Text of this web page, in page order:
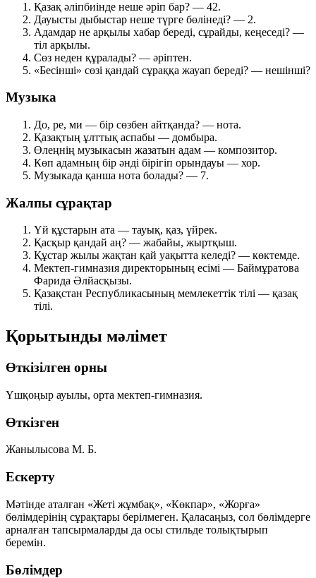
Қазақ әліпбиінде неше әріп бар? — 42.
Дауысты дыбыстар неше түрге бөлінеді? — 2.
Адамдар не арқылы хабар береді, сұрайды, кеңеседі? —
тіл арқылы.
Сөз неден құралады? — әріптен.
«Бесінші» сөзі қандай сұраққа жауап береді? — нешінші?
Музыка
До, ре, ми — бір сөзбен айтқанда? — нота.
Қазақтың ұлттық аспабы — домбыра.
Өлеңнің музыкасын жазатын адам — композитор.
Көп адамның бір әнді бірігіп орындауы — хор.
Музыкада қанша нота болады? — 7.
Жалпы сұрақтар
Үй құстарын ата — тауық, қаз, үйрек.
Қасқыр қандай аң? — жабайы, жыртқыш.
Құстар жылы жақтан қай уақытта келеді? — көктемде.
Мектеп-гимназия директорының есімі — Баймұратова
Фарида Әлйасқызы.
Қазақстан Республикасының мемлекеттік тілі — қазақ
тілі.
Қорытынды мәлімет
Өткізілген орны
Үшқоңыр ауылы, орта мектеп-гимназия.
Өткізген
Жанылысова М. Б.
Ескерту
Мәтінде аталған «Жеті жұмбақ», «Көкпар», «Жорға»
бөлімдерінің сұрақтары берілмеген. Қаласаңыз, сол бөлімдерге
арналған тапсырмаларды да осы стильде толықтырып
беремін.
Бөлімдер